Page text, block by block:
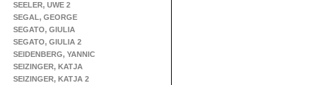
SEELER, UWE 2
SEGAL, GEORGE
SEGATO, GIULIA
SEGATO, GIULIA 2
SEIDENBERG, YANNIC
SEIZINGER, KATJA
SEIZINGER, KATJA 2